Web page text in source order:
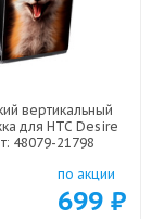
вертикальный
для HTC Desire
48079-21798
по акции
699 ₽